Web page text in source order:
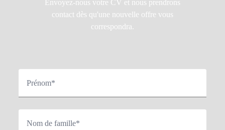
Envoyez-nous votre CV et nous prendrons
contact dès qu'une nouvelle offre vous
correspondra.
Prénom*
Nom de famille*